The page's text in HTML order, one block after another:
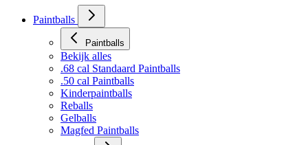
Paintballs
Paintballs
Bekijk alles
.68 cal Standaard Paintballs
.50 cal Paintballs
Kinderpaintballs
Reballs
Gelballs
Magfed Paintballs